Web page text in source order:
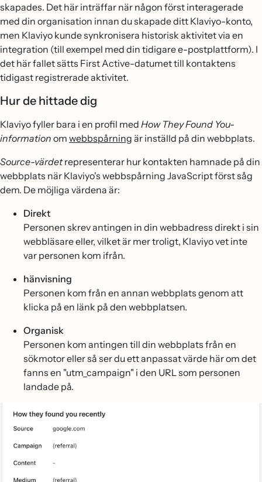
skapades. Det här inträffar när någon först interagerade
med din organisation innan du skapade ditt Klaviyo-konto,
men Klaviyo kunde synkronisera historisk aktivitet via en
integration (till exempel med din tidigare e-postplattform). I
det här fallet sätts First Active-datumet till kontaktens
tidigast registrerade aktivitet.
Hur de hittade dig
Klaviyo fyller bara i en profil med How They Found You-
information om webbspårning är inställd på din webbplats.
Source-värdetrepresenterar hur kontakten hamnade på din
webbplats när Klaviyo's webbspårning JavaScript först såg
dem. De möjliga värdena är:
Direkt
Personen skrev antingen in din webbadress direkt i sin
webbläsare eller, vilket är mer troligt, Klaviyo vet inte
var personen kom ifrån.
hänvisning
Personen kom från en annan webbplats genom att
klicka på en länk på den webbplatsen.
Organisk
Personen kom antingen till din webbplats från en
sökmotor eller så ser du ett anpassat värde här om det
fanns en "utm_campaign" i den URL som personen
landade på.